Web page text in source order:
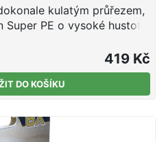
kulatým průřezem,
PE o vysoké hustotě.
silikonem – díky tomu
pevnosti a odolnosti
419 Kč
DO KOŠÍKU